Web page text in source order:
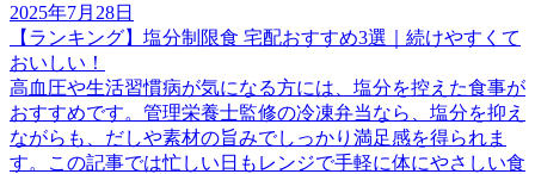
2025年7月28日
【ランキング】塩分制限食 宅配おすすめ3選｜続けやすくて
おいしい！
高血圧や生活習慣病が気になる方には、塩分を控えた食事が
おすすめです。管理栄養士監修の冷凍弁当なら、塩分を抑え
ながらも、だしや素材の旨みでしっかり満足感を得られま
す。この記事では忙しい日もレンジで手軽に体にやさしい食